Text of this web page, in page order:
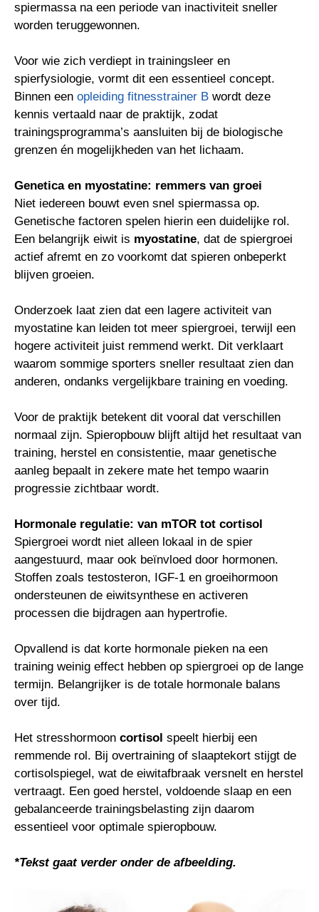
spiermassa na een periode van inactiviteit sneller
worden teruggewonnen.
Voor wie zich verdiept in trainingsleer en
spierfysiologie, vormt dit een essentieel concept.
Binnen een opleiding fitnesstrainer B wordt deze
kennis vertaald naar de praktijk, zodat
trainingsprogramma’s aansluiten bij de biologische
grenzen én mogelijkheden van het lichaam.
Genetica en myostatine: remmers van groei
Niet iedereen bouwt even snel spiermassa op.
Genetische factoren spelen hierin een duidelijke rol.
Een belangrijk eiwit is myostatine, dat de spiergroei
actief afremt en zo voorkomt dat spieren onbeperkt
blijven groeien.
Onderzoek laat zien dat een lagere activiteit van
myostatine kan leiden tot meer spiergroei, terwijl een
hogere activiteit juist remmend werkt. Dit verklaart
waarom sommige sporters sneller resultaat zien dan
anderen, ondanks vergelijkbare training en voeding.
Voor de praktijk betekent dit vooral dat verschillen
normaal zijn. Spieropbouw blijft altijd het resultaat van
training, herstel en consistentie, maar genetische
aanleg bepaalt in zekere mate het tempo waarin
progressie zichtbaar wordt.
Hormonale regulatie: van mTOR tot cortisol
Spiergroei wordt niet alleen lokaal in de spier
aangestuurd, maar ook beïnvloed door hormonen.
Stoffen zoals testosteron, IGF-1 en groeihormoon
ondersteunen de eiwitsynthese en activeren
processen die bijdragen aan hypertrofie.
Opvallend is dat korte hormonale pieken na een
training weinig effect hebben op spiergroei op de lange
termijn. Belangrijker is de totale hormonale balans
over tijd.
Het stresshormoon cortisol speelt hierbij een
remmende rol. Bij overtraining of slaaptekort stijgt de
cortisolspiegel, wat de eiwitafbraak versnelt en herstel
vertraagt. Een goed herstel, voldoende slaap en een
gebalanceerde trainingsbelasting zijn daarom
essentieel voor optimale spieropbouw.
*Tekst gaat verder onder de afbeelding.